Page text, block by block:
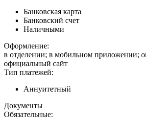
Банковская карта
Банковский счет
Наличными
Оформление:
в отделении; в мобильном приложении;
официальный сайт
Тип платежей:
Аннуитетный
Документы
Обязательные: